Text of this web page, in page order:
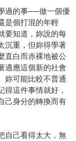
過的事──做一個優
是個打混的年輕
要知道，妳說的每
沉重，但妳得學著
直白而赤裸地被公
適應這個新的社會
妳可能比較不普通
得這件事情就好，
己身分的轉換而有
自己看得太大，無